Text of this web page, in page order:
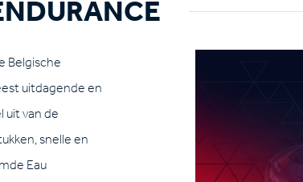
Belgische
uitdagende en
uit van de
snelle en
Eau